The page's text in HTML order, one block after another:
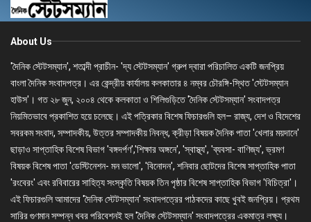
About Us
'দৈনিক স্টেটসম্যান', শতাব্দী প্রাচীন- 'দ্য স্টেটসম্যান' গ্রুপ দ্বারা পরিচালিত একটি জনপ্রিয়
বাংলা দৈনিক সংবাদপত্র। এর কেন্দ্রীয় কার্যালয় কলকাতার ৪ নম্বর চৌরঙ্গি-স্থিত 'স্টেটসম্যান
হাউস'। গত ২৮ জুন, ২০০৪ থেকে কলকাতা ও শিলিগুড়িতে 'দৈনিক স্টেটসম্যান' সংবাদপত্র
নিয়মিতভাবে প্রকাশিত হয়ে চলেছে। এই পত্রিকার বিশেষ ফিচারগুলি হল– রাজ্য, দেশ ও বিদেশের
সবরকম সংবাদ, সম্পাদকীয়, উত্তর সম্পাদকীয় নিবন্ধ, ক্রীড়া বিষয়ক দৈনিক পাতা 'খেলার ময়দানে'
ছাড়াও সাপ্তাহিক বিশেষ বিভাগ 'বঙ্গদর্পণ','শিক্ষার অঙ্গনে', 'স্বাস্থ্য', 'ব্যবসা- বাণিজ্য', ভ্রমণ
বিষয়ক বিশেষ পাতা 'ডেস্টিনেশন- মন ভালো', 'বিনোদন', শনিবার ছোটদের বিশেষ সাপ্তাহিক পাতা
'রংবেরং' এবং রবিবারের সাহিত্য সংস্কৃতি বিষয়ক তিন পৃষ্ঠার বিশেষ সাপ্তাহিক বিভাগ 'বিচিত্রা'।
এই ফিচারগুলি আমাদের 'দৈনিক স্টেটসম্যান' সংবাদপত্রের পাঠকদের কাছে খুবই জনপ্রিয়। প্রথম
সারির গুণমান সম্পন্ন খবর পরিবেশনই হল 'দৈনিক স্টেটসম্যান' সংবাদপত্রের একমাত্র লক্ষ্য।